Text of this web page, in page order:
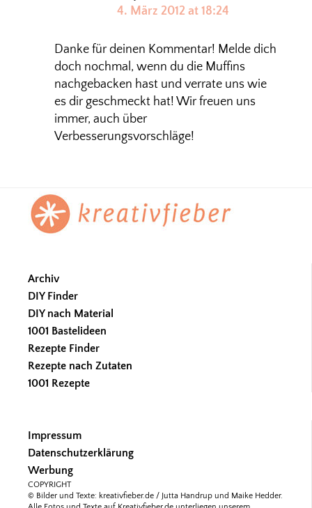
4. März 2012 at 18:24
Danke für deinen Kommentar! Melde dich
doch nochmal, wenn du die Muffins
nachgebacken hast und verrate uns wie
es dir geschmeckt hat! Wir freuen uns
immer, auch über
Verbesserungsvorschläge!
Footer
Archiv
DIY Finder
DIY nach Material
1001 Bastelideen
Rezepte Finder
Rezepte nach Zutaten
1001 Rezepte
Impressum
Datenschutzerklärung
Werbung
COPYRIGHT
© Bilder und Texte: kreativfieber.de / Jutta Handrup und Maike Hedder.